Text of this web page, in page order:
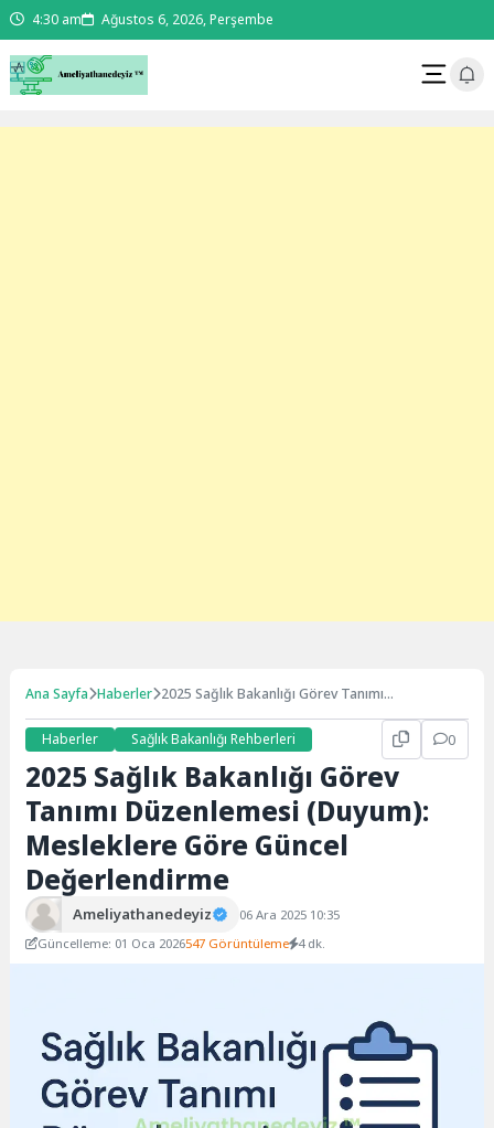
4:30 am Ağustos 6, 2026, Perşembe
Ana Sayfa Haberler 2025 Sağlık Bakanlığı Görev Tanımı
Değerlendirme
Haberler Sağlık Bakanlığı Rehberleri 0
2025 Sağlık Bakanlığı Görev
Tanımı Düzenlemesi (Duyum):
Mesleklere Göre Güncel
Değerlendirme
Ameliyathanedeyiz
06 Ara 2025 10:35
Güncelleme: 01 Oca 2026547 Görüntüleme 4 dk.